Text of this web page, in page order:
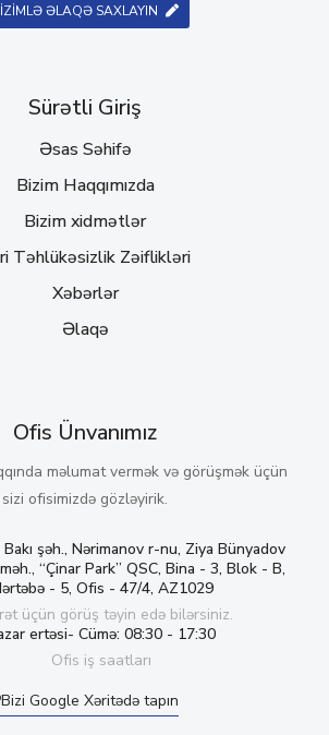
ƏLAQƏ SAXLAYIN
Sürətli Giriş
Əsas Səhifə
Bizim Haqqımızda
Bizim xidmətlər
Təhlükəsizlik Zəiflikləri
Xəbərlər
Əlaqə
Ofis Ünvanımız
məlumat vermək və görüşmək üçün
sizi ofisimizdə gözləyirik.
şəh., Nərimanov r-nu, Ziya Bünyadov
“Çinar Park” QSC, Bina - 3, Blok - B,
- 5, Ofis - 47/4, AZ1029
üçün görüş təyin edə bilərsiniz.
ertəsi- Cümə: 08:30 - 17:30
Ofis iş saatları
Bizi Google Xəritədə tapın